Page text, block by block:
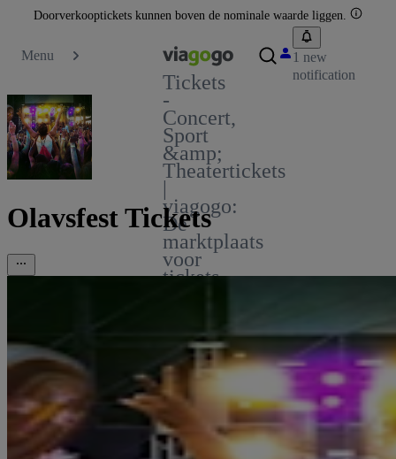
Doorverkooptickets kunnen boven de nominale waarde liggen.
Menu
Tickets
-
Concert,
Sport
&amp;
Theatertickets
|
viagogo:
De
marktplaats
voor
tickets
1 new
notification
Olavsfest Tickets